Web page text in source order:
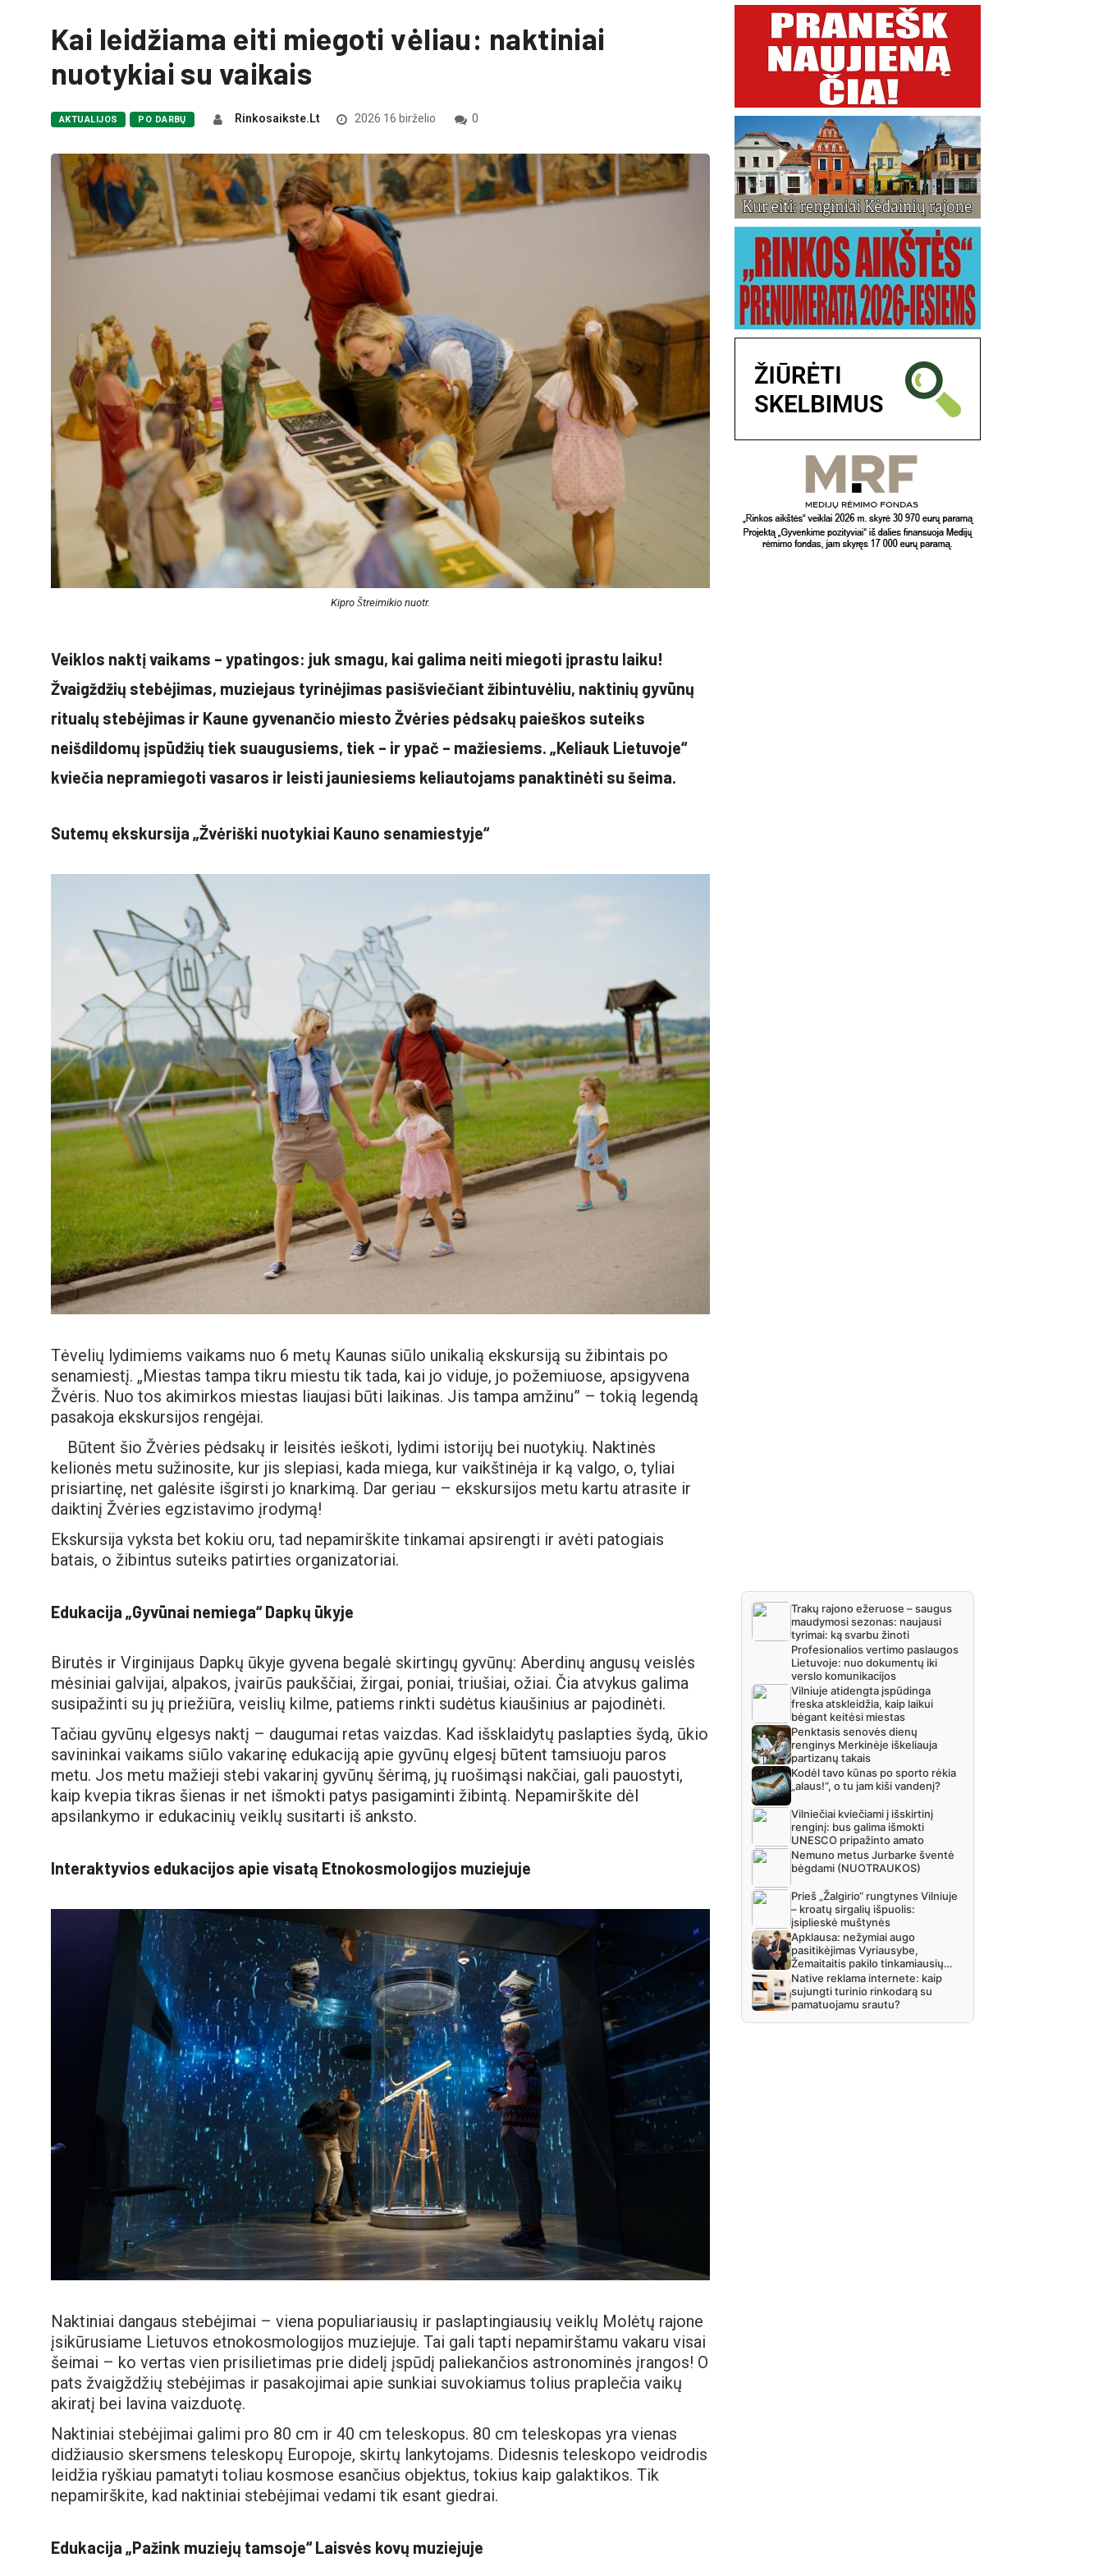
Kai leidžiama eiti miegoti vėliau: naktiniai
nuotykiai su vaikais
AKTUALIJOS PO DARBŲ Rinkosaikste.lt 2026 16 birželio 0
Kipro Štreimikio nuotr.
Veiklos naktį vaikams – ypatingos: juk smagu, kai galima neiti miegoti įprastu laiku!
Žvaigždžių stebėjimas, muziejaus tyrinėjimas pasišviečiant žibintuvėliu, naktinių gyvūnų
ritualų stebėjimas ir Kaune gyvenančio miesto Žvėries pėdsakų paieškos suteiks
neišdildomų įspūdžių tiek suaugusiems, tiek – ir ypač – mažiesiems. „Keliauk Lietuvoje“
kviečia nepramiegoti vasaros ir leisti jauniesiems keliautojams panaktinėti su šeima.
Sutemų ekskursija „Žvėriški nuotykiai Kauno senamiestyje“
Tėvelių lydimiems vaikams nuo 6 metų Kaunas siūlo unikalią ekskursiją su žibintais po
senamiestį. „Miestas tampa tikru miestu tik tada, kai jo viduje, jo požemiuose, apsigyvena
Žvėris. Nuo tos akimirkos miestas liaujasi būti laikinas. Jis tampa amžinu” – tokią legendą
pasakoja ekskursijos rengėjai.
Būtent šio Žvėries pėdsakų ir leisitės ieškoti, lydimi istorijų bei nuotykių. Naktinės
kelionės metu sužinosite, kur jis slepiasi, kada miega, kur vaikštinėja ir ką valgo, o, tyliai
prisiartinę, net galėsite išgirsti jo knarkimą. Dar geriau – ekskursijos metu kartu atrasite ir
daiktinį Žvėries egzistavimo įrodymą!
Ekskursija vyksta bet kokiu oru, tad nepamirškite tinkamai apsirengti ir avėti patogiais
batais, o žibintus suteiks patirties organizatoriai.
Edukacija „Gyvūnai nemiega“ Dapkų ūkyje
Birutės ir Virginijaus Dapkų ūkyje gyvena begalė skirtingų gyvūnų: Aberdinų angusų veislės
mėsiniai galvijai, alpakos, įvairūs paukščiai, žirgai, poniai, triušiai, ožiai. Čia atvykus galima
susipažinti su jų priežiūra, veislių kilme, patiems rinkti sudėtus kiaušinius ar pajodinėti.
Tačiau gyvūnų elgesys naktį – daugumai retas vaizdas. Kad išsklaidytų paslapties šydą, ūkio
savininkai vaikams siūlo vakarinę edukaciją apie gyvūnų elgesį būtent tamsiuoju paros
metu. Jos metu mažieji stebi vakarinį gyvūnų šėrimą, jų ruošimąsi nakčiai, gali pauostyti,
kaip kvepia tikras šienas ir net išmokti patys pasigaminti žibintą. Nepamirškite dėl
apsilankymo ir edukacinių veiklų susitarti iš anksto.
Interaktyvios edukacijos apie visatą Etnokosmologijos muziejuje
Naktiniai dangaus stebėjimai – viena populiariausių ir paslaptingiausių veiklų Molėtų rajone
įsikūrusiame Lietuvos etnokosmologijos muziejuje. Tai gali tapti nepamirštamu vakaru visai
šeimai – ko vertas vien prisilietimas prie didelį įspūdį paliekančios astronominės įrangos! O
pats žvaigždžių stebėjimas ir pasakojimai apie sunkiai suvokiamus tolius praplečia vaikų
akiratį bei lavina vaizduotę.
Naktiniai stebėjimai galimi pro 80 cm ir 40 cm teleskopus. 80 cm teleskopas yra vienas
didžiausio skersmens teleskopų Europoje, skirtų lankytojams. Didesnis teleskopo veidrodis
leidžia ryškiau pamatyti toliau kosmose esančius objektus, tokius kaip galaktikos. Tik
nepamirškite, kad naktiniai stebėjimai vedami tik esant giedrai.
Edukacija „Pažink muziejų tamsoje“ Laisvės kovų muziejuje